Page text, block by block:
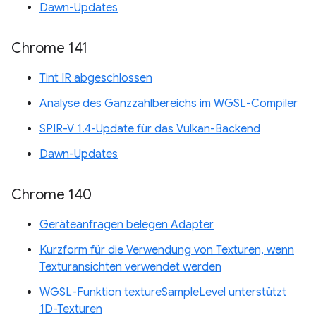
Dawn-Updates
Chrome 141
Tint IR abgeschlossen
Analyse des Ganzzahlbereichs im WGSL-Compiler
SPIR-V 1.4-Update für das Vulkan-Backend
Dawn-Updates
Chrome 140
Geräteanfragen belegen Adapter
Kurzform für die Verwendung von Texturen, wenn
Texturansichten verwendet werden
WGSL-Funktion textureSampleLevel unterstützt
1D-Texturen